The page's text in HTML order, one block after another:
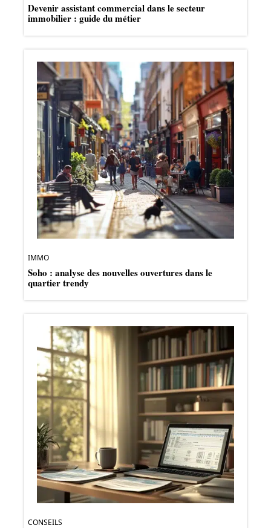
Devenir assistant commercial dans le secteur
immobilier : guide du métier
IMMO
Soho : analyse des nouvelles ouvertures dans le
quartier trendy
CONSEILS